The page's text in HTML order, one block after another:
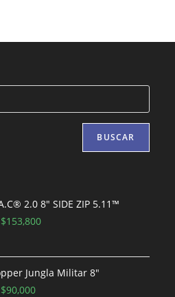
BUSCAR
2.0 8″ SIDE ZIP 5.11™
El
original
era:
$161,500.
$153,800El
actual
es:
Jungla Militar 8"
El
$90,000El